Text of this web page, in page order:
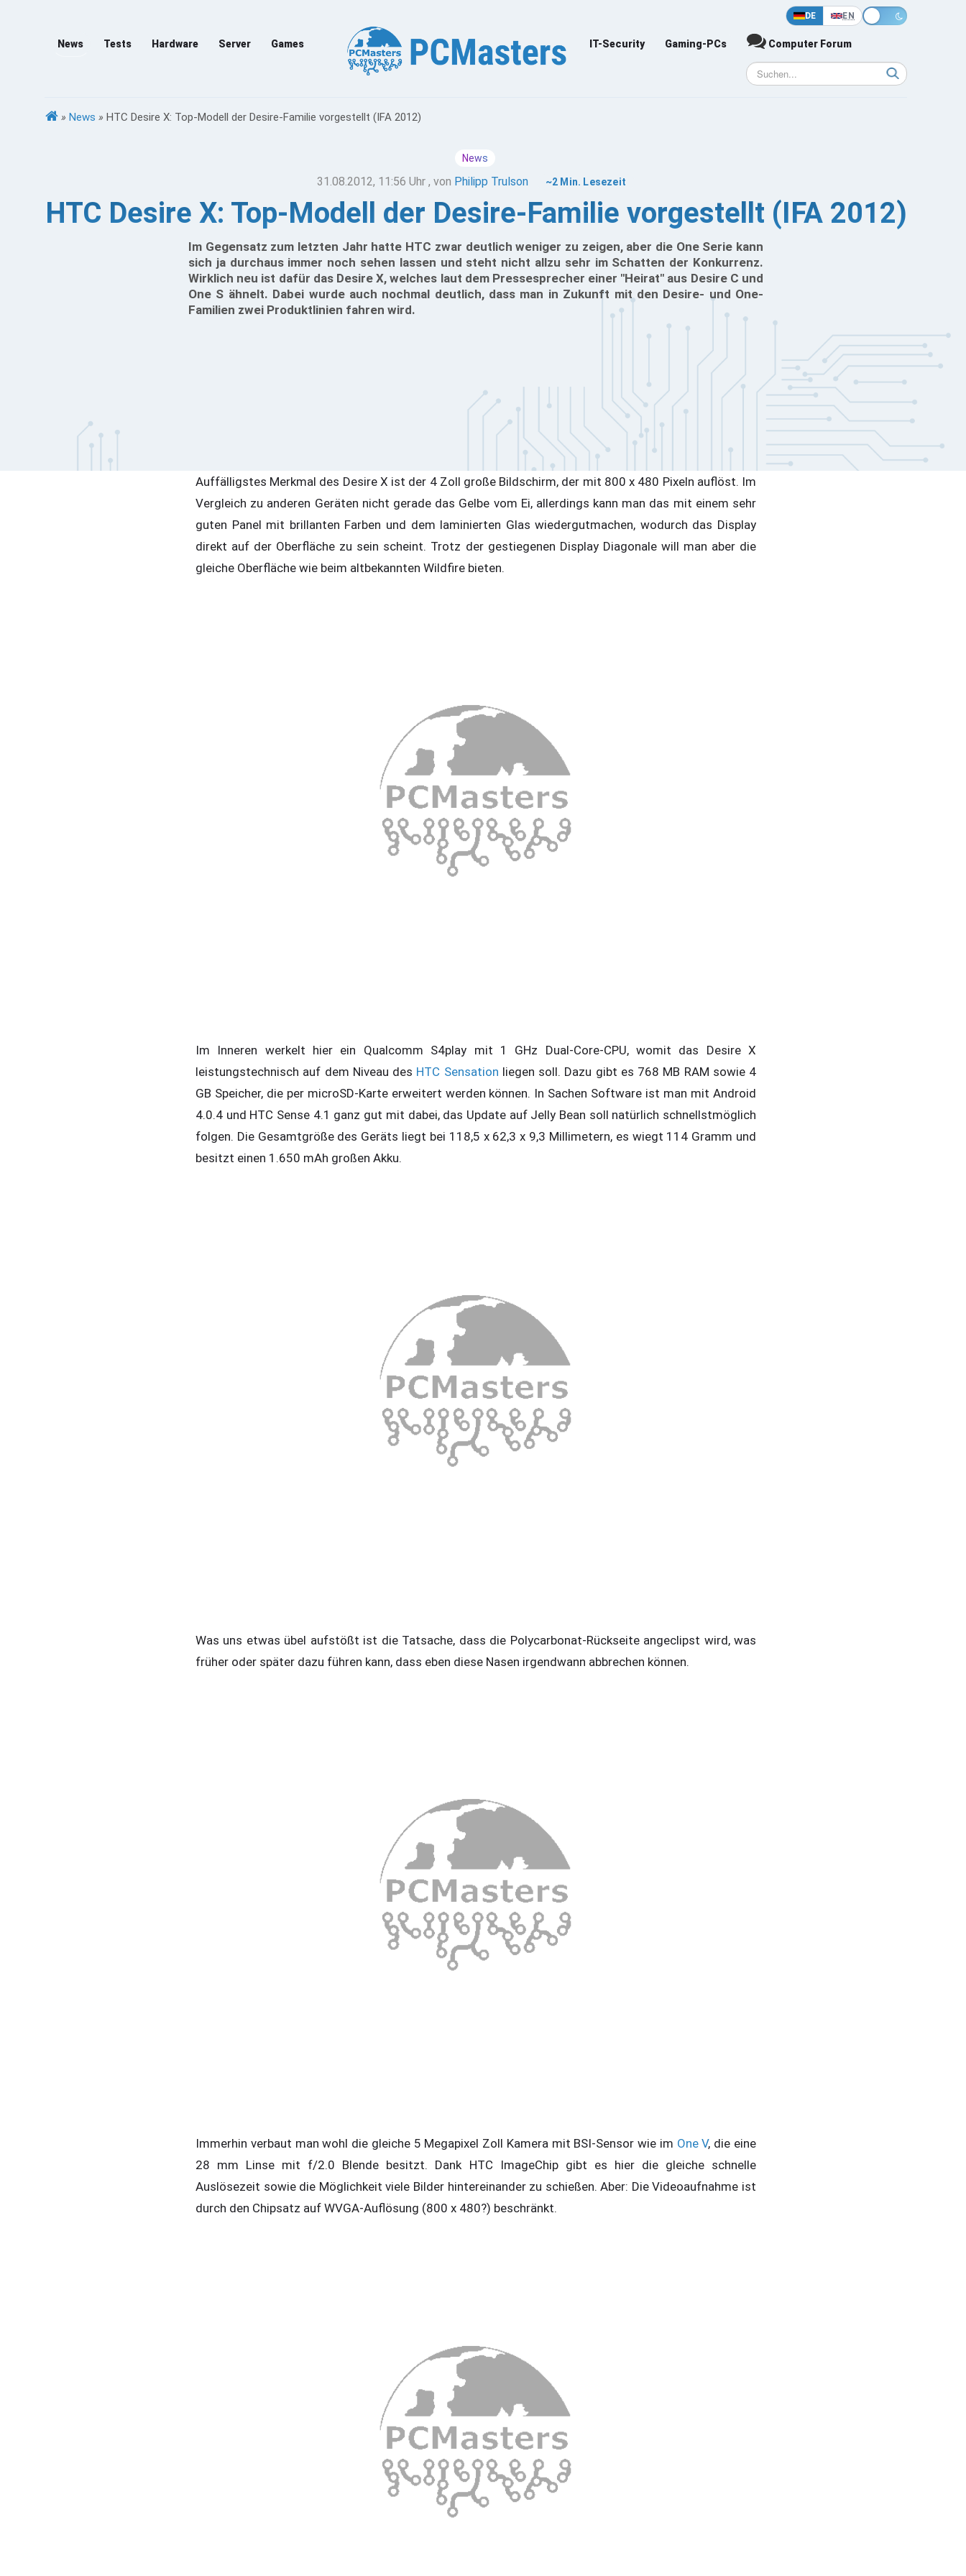
DE EN
News Tests Hardware Server Games IT-Security Gaming-PCs Computer Forum
» News » HTC Desire X: Top-Modell der Desire-Familie vorgestellt (IFA 2012)
News
31.08.2012, 11:56 Uhr , von Philipp Trulson ~2 Min. Lesezeit
HTC Desire X: Top-Modell der Desire-Familie vorgestellt (IFA 2012)
Im Gegensatz zum letzten Jahr hatte HTC zwar deutlich weniger zu zeigen, aber die One Serie kann
sich ja durchaus immer noch sehen lassen und steht nicht allzu sehr im Schatten der Konkurrenz.
Wirklich neu ist dafür das Desire X, welches laut dem Pressesprecher einer "Heirat" aus Desire C und
One S ähnelt. Dabei wurde auch nochmal deutlich, dass man in Zukunft mit den Desire- und One-
Familien zwei Produktlinien fahren wird.
Auffälligstes Merkmal des Desire X ist der 4 Zoll große Bildschirm, der mit 800 x 480 Pixeln auflöst. Im
Vergleich zu anderen Geräten nicht gerade das Gelbe vom Ei, allerdings kann man das mit einem sehr
guten Panel mit brillanten Farben und dem laminierten Glas wiedergutmachen, wodurch das Display
direkt auf der Oberfläche zu sein scheint. Trotz der gestiegenen Display Diagonale will man aber die
gleiche Oberfläche wie beim altbekannten Wildfire bieten.
Im Inneren werkelt hier ein Qualcomm S4play mit 1 GHz Dual-Core-CPU, womit das Desire X
leistungstechnisch auf dem Niveau des HTC Sensation liegen soll. Dazu gibt es 768 MB RAM sowie 4
GB Speicher, die per microSD-Karte erweitert werden können. In Sachen Software ist man mit Android
4.0.4 und HTC Sense 4.1 ganz gut mit dabei, das Update auf Jelly Bean soll natürlich schnellstmöglich
folgen. Die Gesamtgröße des Geräts liegt bei 118,5 x 62,3 x 9,3 Millimetern, es wiegt 114 Gramm und
besitzt einen 1.650 mAh großen Akku.
Was uns etwas übel aufstößt ist die Tatsache, dass die Polycarbonat-Rückseite angeclipst wird, was
früher oder später dazu führen kann, dass eben diese Nasen irgendwann abbrechen können.
Immerhin verbaut man wohl die gleiche 5 Megapixel Zoll Kamera mit BSI-Sensor wie im One V, die eine
28 mm Linse mit f/2.0 Blende besitzt. Dank HTC ImageChip gibt es hier die gleiche schnelle
Auslösezeit sowie die Möglichkeit viele Bilder hintereinander zu schießen. Aber: Die Videoaufnahme ist
durch den Chipsatz auf WVGA-Auflösung (800 x 480?) beschränkt.